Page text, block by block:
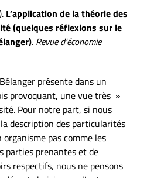
L’application de la théorie des
(quelques réflexions sur le
. Revue d’économie
présente dans un
provoquant, une vue très »
Pour notre part, si nous
description des particularités
pas comme les
parties prenantes et de
respectifs, nous ne pensons